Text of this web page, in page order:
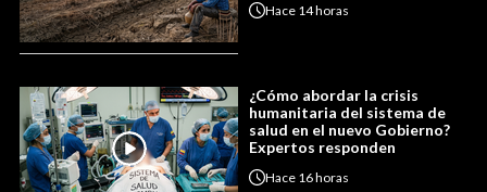
Hace 14 horas
¿Cómo abordar la crisis
humanitaria del sistema de
salud en el nuevo Gobierno?
Expertos responden
Hace 16 horas